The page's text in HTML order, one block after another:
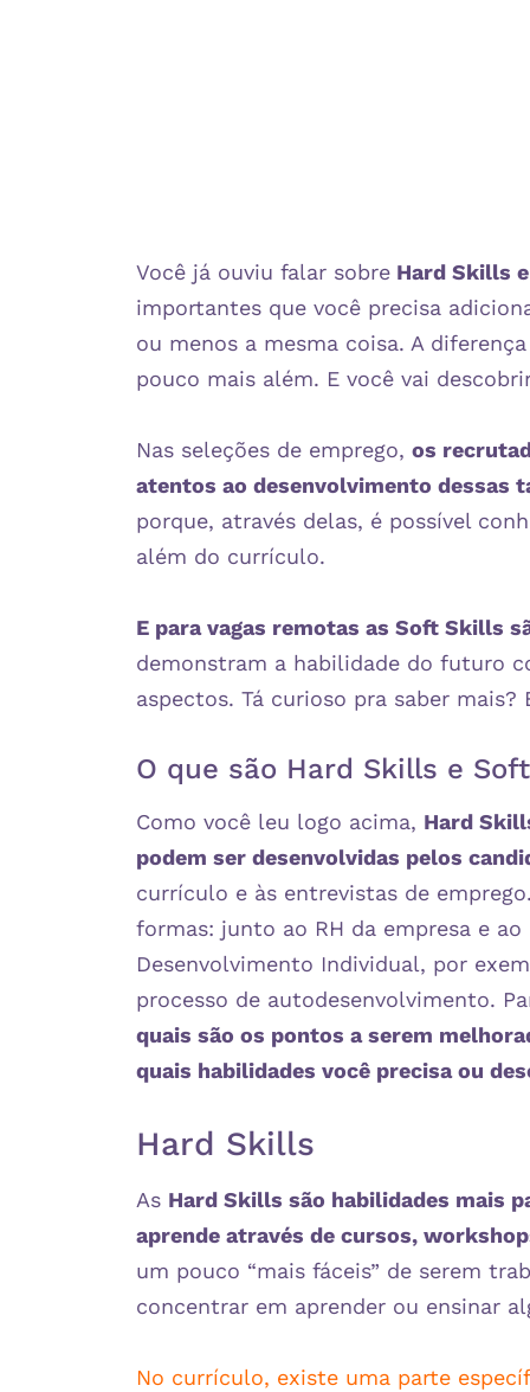
Você já ouviu falar sobre Hard Skills
importantes que você precisa
ou menos a mesma coisa. A
pouco mais além. E você vai
Nas seleções de emprego, os
atentos ao desenvolvimento dessas
porque, através delas, é possível
além do currículo.
E para vagas remotas as Soft Skills
demonstram a habilidade do futuro
aspectos. Tá curioso pra saber mais?
O que são Hard Skills e
Como você leu logo acima, Hard
podem ser desenvolvidas pelos
currículo e às entrevistas de
formas: junto ao RH da empresa e
Desenvolvimento Individual, por
processo de autodesenvolvimento.
quais são os pontos a serem
quais habilidades você precisa ou
Hard Skills
As Hard Skills são habilidades mais
aprende através de cursos,
um pouco “mais fáceis” de serem
concentrar em aprender ou ensinar
No currículo, existe uma parte